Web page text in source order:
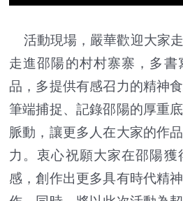
活動現場，嚴華歡迎大家走
走進邵陽的村村寨寨，多
品，多提供有感召力的精神
筆端捕捉、記錄邵陽的厚重
脈動，讓更多人在大家的作
力。衷心祝願大家在邵陽獲
感，創作出更多具有時代精